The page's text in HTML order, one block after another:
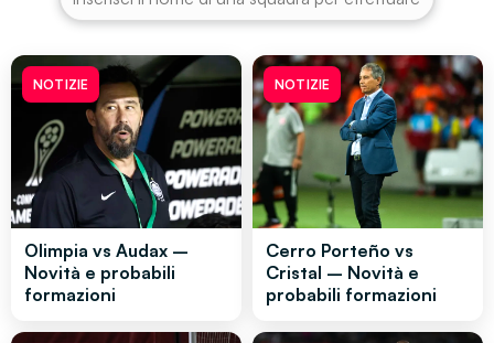
NOTIZIE
Olimpia vs Audax –
Novità e probabili
formazioni
NOTIZIE
Cerro Porteño vs
Cristal – Novità e
probabili formazioni